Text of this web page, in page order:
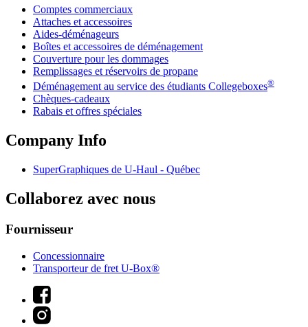
Comptes commerciaux
Attaches et accessoires
Aides-déménageurs
Boîtes et accessoires de déménagement
Couverture pour les dommages
Remplissages et réservoirs de propane
Déménagement au service des étudiants Collegeboxes®
Chèques-cadeaux
Rabais et offres spéciales
Company Info
SuperGraphiques de U-Haul - Québec
Collaborez avec nous
Fournisseur
Concessionnaire
Transporteur de fret U-Box®